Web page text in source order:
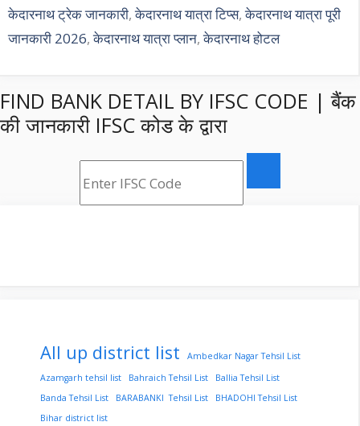
केदारनाथ ट्रेक जानकारी,केदारनाथ यात्रा टिप्स,केदारनाथ यात्रा पूरी
जानकारी 2026,केदारनाथ यात्रा प्लान,केदारनाथ होटल
FIND BANK DETAIL BY IFSC CODE | बैंक
की जानकारी IFSC कोड के द्वारा
All up district list
Ambedkar Nagar Tehsil List
Azamgarh tehsil list
Bahraich Tehsil List
Ballia Tehsil List
Banda Tehsil List
BARABANKI Tehsil List
BHADOHI Tehsil List
Bihar district list